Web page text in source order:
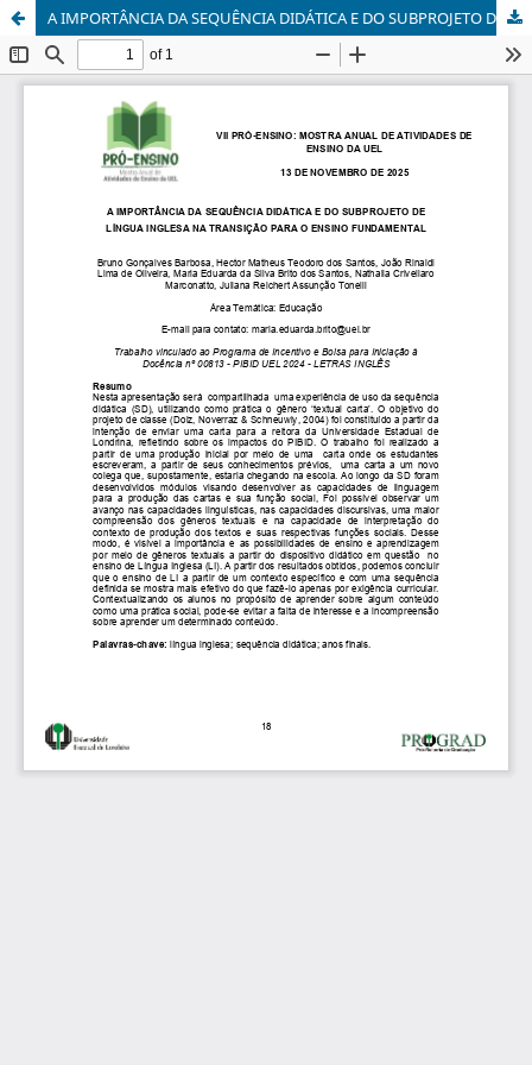
A IMPORTÂNCIA DA SEQUÊNCIA DIDÁTICA E DO SUBPROJETO DE LÍNGUA INGLESA NA TRANSIÇÃO PARA O ENSINO FUNDAMENTAL